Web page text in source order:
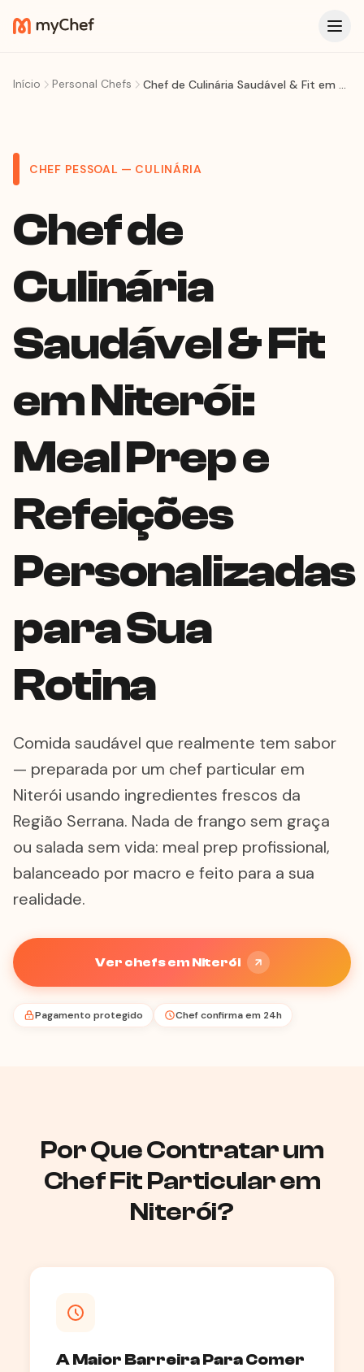
Início Personal Chefs Chef de Culinária Saudável & Fit em Niterói: Meal Prep e Refeições Personalizadas para Sua Rotina
CHEF PESSOAL — CULINÁRIA
Chef de
Culinária
Saudável & Fit
em Niterói:
Meal Prep e
Refeições
Personalizadas
para Sua
Rotina
Comida saudável que realmente tem sabor
— preparada por um chef particular em
Niterói usando ingredientes frescos da
Região Serrana. Nada de frango sem graça
ou salada sem vida: meal prep profissional,
balanceado por macro e feito para a sua
realidade.
Ver chefs em Niterói
Pagamento protegido Chef confirma em 24h
Por Que Contratar um
Chef Fit Particular em
Niterói?
A Maior Barreira Para Comer